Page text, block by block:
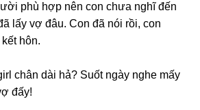
phù hợp nên con chưa nghĩ đến
lấy vợ đâu. Con đã nói rồi, con
hôn.
chân dài hả? Suốt ngày nghe mấy
đấy!